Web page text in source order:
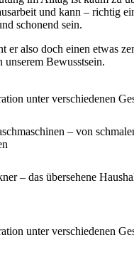
und kann – richtig
schonend sein.
er also doch einen etwas
unserem Bewusstsein.
unter verschiedenen
– von
– das übersehene
unter verschiedenen